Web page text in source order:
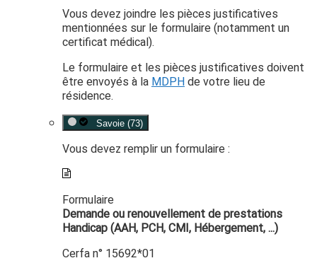
Vous devez joindre les pièces justificatives
mentionnées sur le formulaire (notamment un
certificat médical).
Le formulaire et les pièces justificatives doivent
être envoyés à la MDPHde votre lieu de
résidence.
Savoie (73)
Vous devez remplir un formulaire :
Formulaire
Demande ou renouvellement de prestations
Handicap (AAH, PCH, CMI, Hébergement, ...)
Cerfa n° 15692*01